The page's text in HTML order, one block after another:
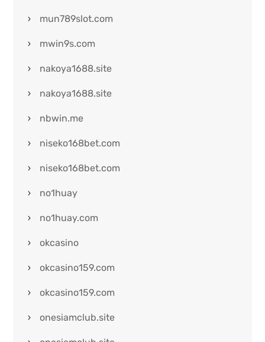
mun789slot.com
mwin9s.com
nakoya1688.site
nakoya1688.site
nbwin.me
niseko168bet.com
niseko168bet.com
no1huay
no1huay.com
okcasino
okcasino159.com
okcasino159.com
onesiamclub.site